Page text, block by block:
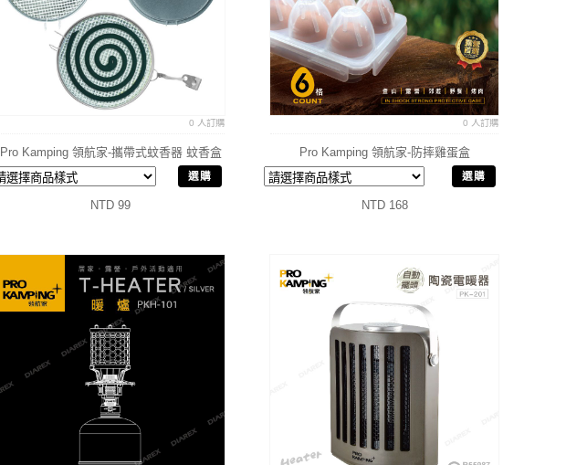
0 人訂購
Pro Kamping 領航家-攜帶式蚊香器 蚊香盒
選購
NTD 99
0 人訂購
Pro Kamping 領航家-防摔雞蛋盒
選購
NTD 168